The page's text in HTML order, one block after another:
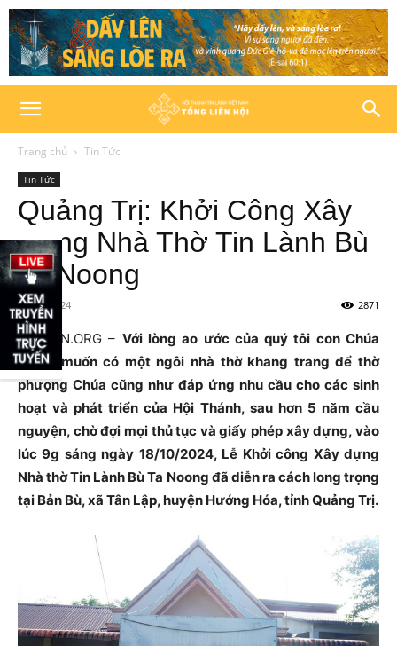
Trang chủ Tin Tức
Tin Tức
Quảng Trị: Khởi Công Xây
Dựng Nhà Thờ Tin Lành Bù
Ta Noong
18/10/2024 2871
HTTLVN.ORG – Với lòng ao ước của quý tôi con Chúa
mong muốn có một ngôi nhà thờ khang trang để thờ
phượng Chúa cũng như đáp ứng nhu cầu cho các sinh
hoạt và phát triển của Hội Thánh, sau hơn 5 năm cầu
nguyện, chờ đợi mọi thủ tục và giấy phép xây dựng, vào
lúc 9g sáng ngày 18/10/2024, Lễ Khởi công Xây dựng
Nhà thờ Tin Lành Bù Ta Noong đã diễn ra cách long trọng
tại Bản Bù, xã Tân Lập, huyện Hướng Hóa, tỉnh Quảng Trị.